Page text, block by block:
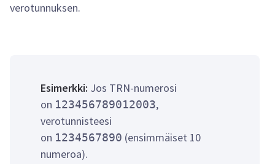
verotunnuksen.
Esimerkki: Jos TRN-numerosi
on 123456789012003,
verotunnisteesi
on 1234567890 (ensimmäiset 10
numeroa).